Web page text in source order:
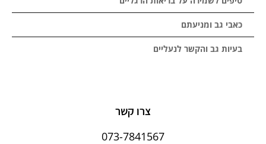
כאבי גב ומניעתם
בעיות גב והקשר לנעליים
צרו קשר
073-7841567